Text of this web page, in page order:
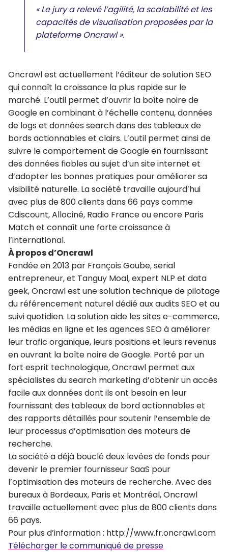
« Le jury a relevé l’agilité, la scalabilité et les
capacités de visualisation proposées par la
plateforme Oncrawl »​.
Oncrawl est actuellement l’éditeur de solution SEO
qui connaît la croissance la plus rapide sur le
marché. L’outil permet d’ouvrir la boîte noire de
Google en combinant à l’échelle contenu, données
de logs et données search dans des tableaux de
bords actionnables et clairs. L’outil permet ainsi de
suivre le comportement de Google en fournissant
des données fiables au sujet d’un site internet et
d’adopter les bonnes pratiques pour améliorer sa
visibilité naturelle. La société travaille aujourd’hui
avec plus de 800 clients dans 66 pays comme
Cdiscount, Allociné, Radio France ou encore Paris
Match et connaît une forte croissance à
l’international.
À propos d’Oncrawl
Fondée en 2013 par François Goube, serial
entrepreneur, et Tanguy Moal, expert NLP et data
geek, Oncrawl est une solution technique de pilotage
du référencement naturel dédié aux audits SEO et au
suivi quotidien. La solution aide les sites e-commerce,
les médias en ligne et les agences SEO à améliorer
leur trafic organique, leurs positions et leurs revenus
en ouvrant la boîte noire de Google. Porté par un
fort esprit technologique, Oncrawl permet aux
spécialistes du search marketing d’obtenir un accès
facile aux données dont ils ont besoin en leur
fournissant des tableaux de bord actionnables et
des rapports détaillés pour soutenir l’ensemble de
leur processus d’optimisation des moteurs de
recherche.
La société a déjà bouclé deux levées de fonds pour
devenir le premier fournisseur SaaS pour
l’optimisation des moteurs de recherche. Avec des
bureaux à Bordeaux, Paris et Montréal, Oncrawl
travaille actuellement avec plus de 800 clients dans
66 pays.
Pour plus d’information : ​http://www.fr.oncrawl.com
Télécharger le communiqué de presse